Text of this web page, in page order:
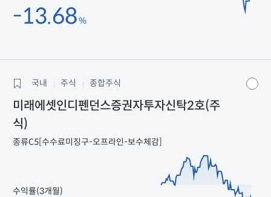
-13.68%
국내 주식 종합주식
미래에셋인디펜던스증권자투자신탁2호(주
식)
종류C5[수수료미징구-오프라인-보수체감]
수익률(3개월)